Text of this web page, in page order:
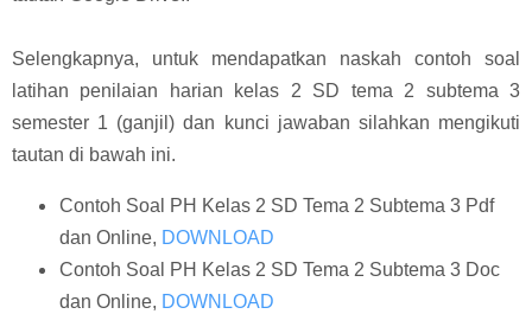
Selengkapnya, untuk mendapatkan naskah contoh soal
latihan penilaian harian kelas 2 SD tema 2 subtema 3
semester 1 (ganjil) dan kunci jawaban silahkan mengikuti
tautan di bawah ini.
Contoh Soal PH Kelas 2 SD Tema 2 Subtema 3 Pdf
dan Online, DOWNLOAD
Contoh Soal PH Kelas 2 SD Tema 2 Subtema 3 Doc
dan Online, DOWNLOAD